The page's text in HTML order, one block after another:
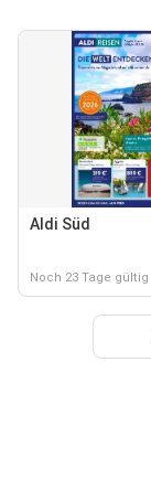
Aldi Süd
Noch 23 Tage gültig